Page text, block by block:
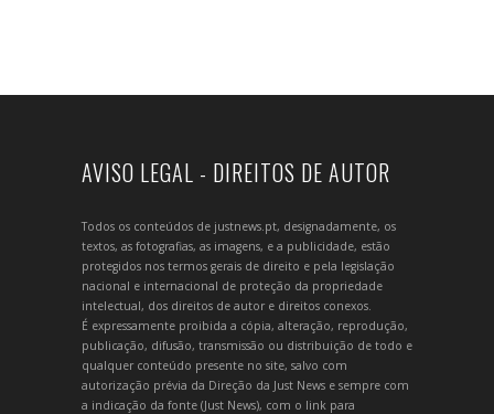
AVISO LEGAL - DIREITOS DE AUTOR
Todos os conteúdos de justnews.pt, designadamente, os
textos, as fotografias, as imagens, e a publicidade, estão
protegidos nos termos gerais de direito e pela legislação
nacional e internacional de proteção da propriedade
intelectual, dos direitos de autor e direitos conexos.
É expressamente proibida a cópia, alteração, reprodução,
publicação, difusão, transmissão ou distribuição de todo e
qualquer conteúdo presente no site, salvo com
autorização prévia da Direção da Just News e sempre com
a indicação da fonte (Just News), com o link para